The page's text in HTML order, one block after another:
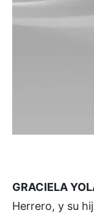
GRACIELA
Herrero, y su